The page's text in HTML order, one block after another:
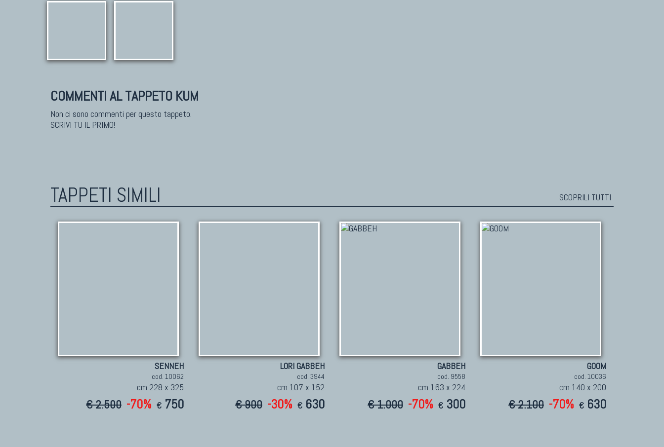
COMMENTI AL TAPPETO KUM
Non ci sono commenti per questo tappeto.
SCRIVI TU IL PRIMO!
TAPPETI SIMILI SCOPRILI TUTTI
SENNEH
cod. 10062
cm 228 x 325
€ 2.500 -70% € 750
LORI GABBEH
cod. 3944
cm 107 x 152
€ 900 -30% € 630
GABBEH
cod. 9558
cm 163 x 224
€ 1.000 -70% € 300
GOOM
cod. 10036
cm 140 x 200
€ 2.100 -70% € 630